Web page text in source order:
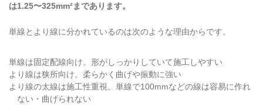
は1.25〜325mm²まであります。
単線とより線に分かれているのは次のような理由からです。
単線は固定配線向け。形がしっかりしていて施工しやすい
より線は狭所向け。柔らかく曲げや振動に強い
より線の太線は施工性重視。単線で100mmなどの線は容易に作れ
ない・曲げられない